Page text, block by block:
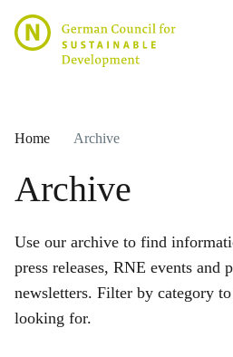
Home Archive
Archive
Use our archive to find
press releases, RNE events and
newsletters. Filter by category
looking for.